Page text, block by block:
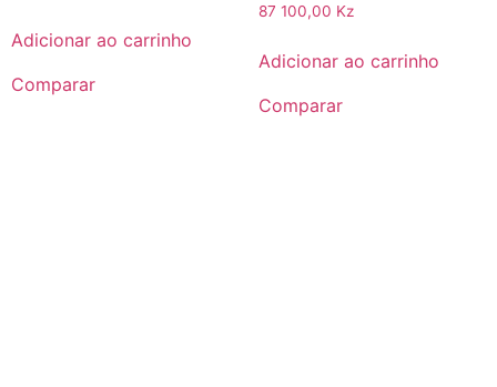
Adicionar ao carrinho
Comparar
87 100,00 Kz
Adicionar ao carrinho
Comparar